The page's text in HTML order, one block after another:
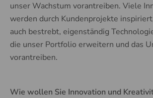
unser Wachstum vorantreiben. Viele
werden durch Kundenprojekte
auch bestrebt, eigenständig
die unser Portfolio erweitern und das
vorantreiben.
Wie wollen Sie Innovation und